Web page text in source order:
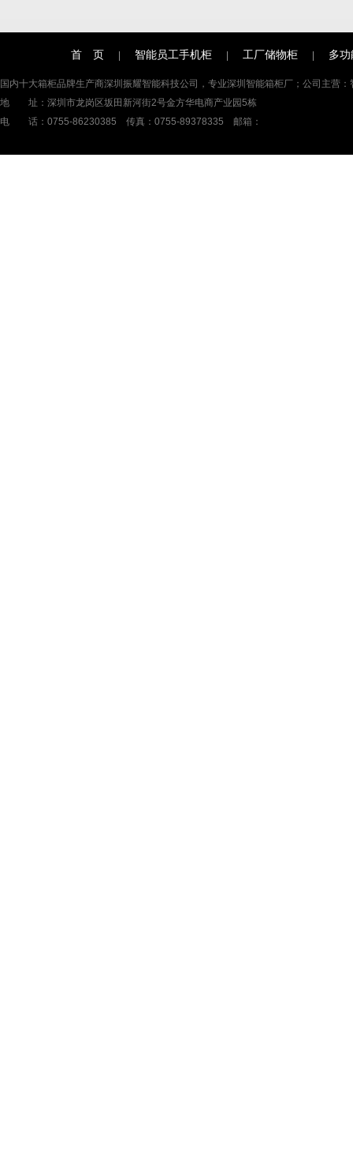
首 页 智能员工手机柜 工厂储物柜 多
国内十大箱柜品牌生产商深圳振耀智能科技公司，专业深圳智能箱柜厂 ；公司主营：
地 址：深圳市龙岗区坂田新河街2号金方华电商产业园5栋
电 话：0755-86230385 传真：0755-89378335 邮箱：